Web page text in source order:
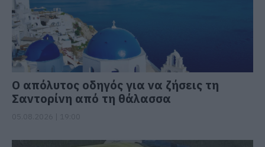
Ο απόλυτος οδηγός για να ζήσεις τη
Σαντορίνη από τη θάλασσα